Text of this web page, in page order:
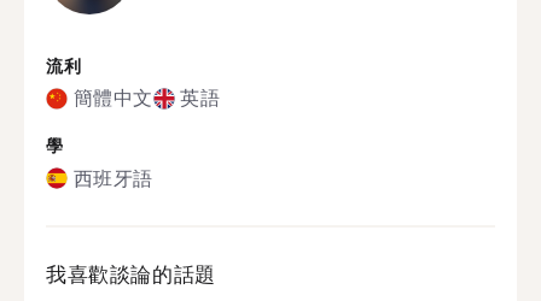
流利
簡體中文 英語
學
西班牙語
我喜歡談論的話題